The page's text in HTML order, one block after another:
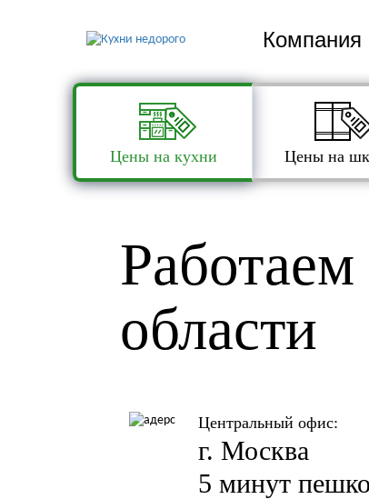
Цены на кухни Цены на
области
Центральный офис:
г. Москва
5 минут